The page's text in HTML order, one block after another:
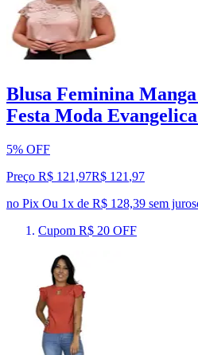
Blusa Feminina
Festa Moda
5% OFF
Preço R$ 121,97R$ 121 ,97
no Pix Ou 1x de R$ 128,39 sem juros
Cupom R$ 20 OFF